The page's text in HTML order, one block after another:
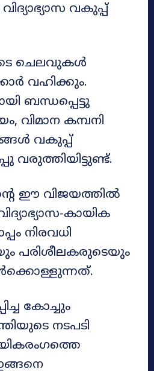
വകുപ്പ്
ചെലവുകൾ
വഹിക്കും.
ബന്ധപ്പെട്ടു
വിമാന കമ്പനി
വകുപ്പ്
വരുത്തിയിട്ടുണ്ട്.
ഈ വിജയത്തിൽ
കായിക
നിരവധി
പരിശീലകരുടെയും
കോച്ചും
നടപടി